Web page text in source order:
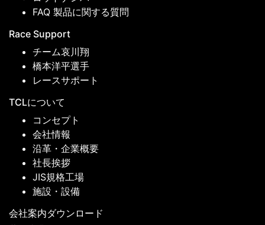
FAQ 製品に関する質問
Race Support
チーム哀川翔
橋本洋平選手
レースサポート
TCLについて
コンセプト
会社情報
沿革・企業概要
社長挨拶
JIS規格工場
施設・設備
会社案内ダウンロード